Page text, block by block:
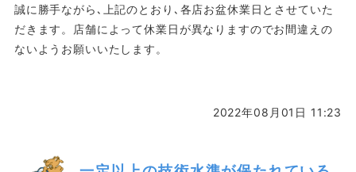
誠に勝手ながら､上記のとおり､各店お盆休業日とさせていた
だきます。店舗によって休業日が異なりますのでお間違えの
ないようお願いいたします。
2022年08月01日 11:23